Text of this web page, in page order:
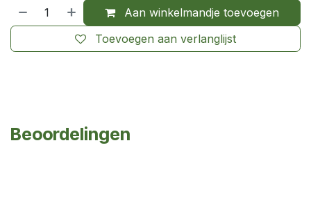
Aan winkelmandje toevoegen
Toevoegen aan verlanglijst
Beoordelingen